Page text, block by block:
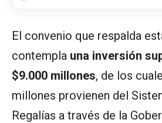
El convenio que respalda
contempla una inversión
$9.000 millones, de los
millones provienen del
Regalías a través de la